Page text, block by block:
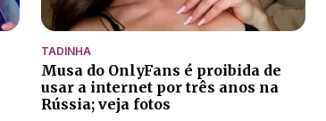
TADINHA
Musa do OnlyFans é proibida de
usar a internet por três anos na
Rússia; veja fotos